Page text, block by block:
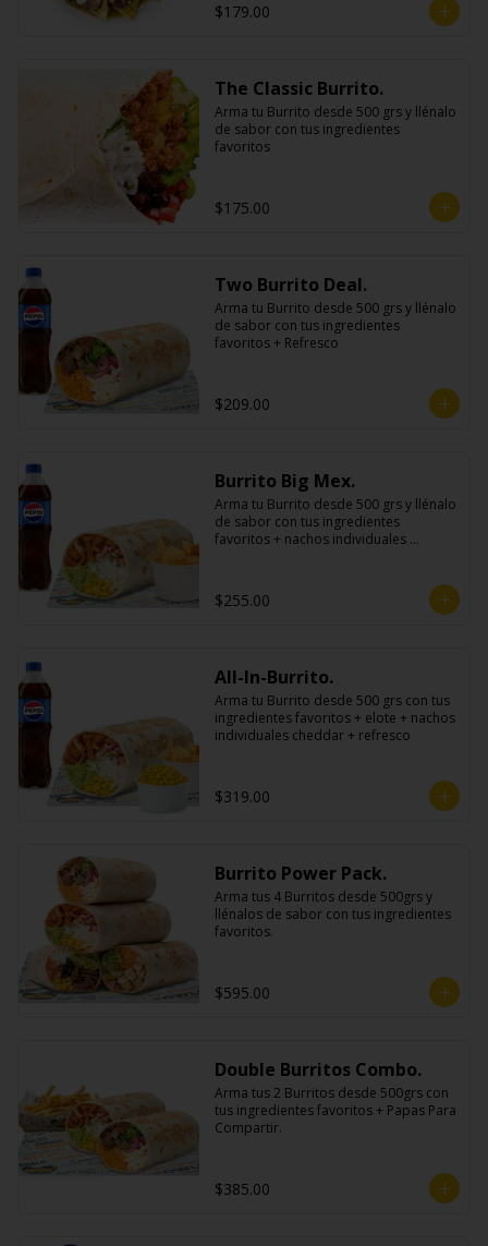
$179.00
The Classic Burrito.
Arma tu Burrito desde 500 grs y llénalo
de sabor con tus ingredientes
favoritos
$175.00
Two Burrito Deal.
Arma tu Burrito desde 500 grs y llénalo
de sabor con tus ingredientes
favoritos + Refresco
$209.00
Burrito Big Mex.
Arma tu Burrito desde 500 grs y llénalo
de sabor con tus ingredientes
favoritos + nachos individuales
$255.00
All-In-Burrito.
Arma tu Burrito desde 500 grs con tus
ingredientes favoritos + elote + nachos
individuales cheddar + refresco
$319.00
Burrito Power Pack.
Arma tus 4 Burritos desde 500grs y
llénalos de sabor con tus ingredientes
favoritos.
$595.00
Double Burritos Combo.
Arma tus 2 Burritos desde 500grs con
tus ingredientes favoritos + Papas Para
Compartir.
$385.00